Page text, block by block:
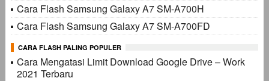
Cara Flash Samsung Galaxy A7 SM-A700H
Cara Flash Samsung Galaxy A7 SM-A700FD
CARA FLASH PALING POPULER
Cara Mengatasi Limit Download Google Drive – Work
2021 Terbaru